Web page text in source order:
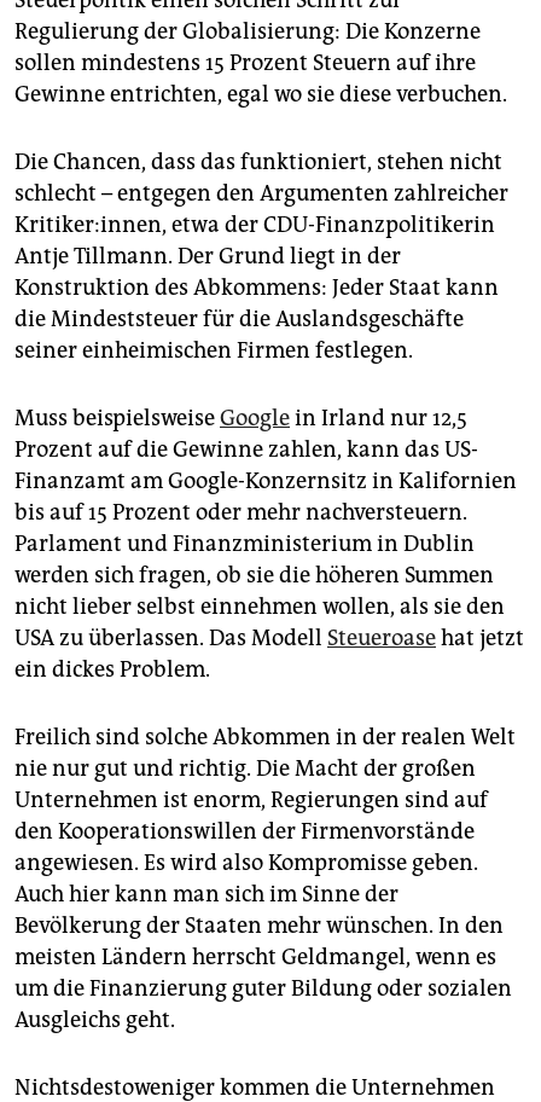
Regulierung der Globalisierung: Die Konzerne
sollen mindestens 15 Prozent Steuern auf ihre
Gewinne entrichten, egal wo sie diese verbuchen.
Die Chancen, dass das funktioniert, stehen nicht
schlecht – entgegen den Argumenten zahlreicher
Kri­ti­ker:in­nen, etwa der CDU-Finanzpolitikerin
Antje Tillmann. Der Grund liegt in der
Konstruktion des Abkommens: Jeder Staat kann
die Mindeststeuer für die Auslandsgeschäfte
seiner einheimischen Firmen festlegen.
Muss beispielsweiseGooglein Irland nur 12,5
Prozent auf die Gewinne zahlen, kann das US-
Finanzamt am Google-Konzernsitz in Kalifornien
bis auf 15 Prozent oder mehr nachversteuern.
Parlament und Finanzministerium in Dublin
werden sich fragen, ob sie die höheren Summen
nicht lieber selbst einnehmen wollen, als sie den
USA zu überlassen. Das Modell Steueroasehat jetzt
ein dickes Problem.
Freilich sind solche Abkommen in der realen Welt
nie nur gut und richtig. Die Macht der großen
Unternehmen ist enorm, Regierungen sind auf
den Kooperationswillen der Firmenvorstände
angewiesen. Es wird also Kompromisse geben.
Auch hier kann man sich im Sinne der
Bevölkerung der Staaten mehr wünschen. In den
meisten Ländern herrscht Geldmangel, wenn es
um die Finanzierung guter Bildung oder sozialen
Ausgleichs geht.
Nichtsdestoweniger kommen die Unternehmen